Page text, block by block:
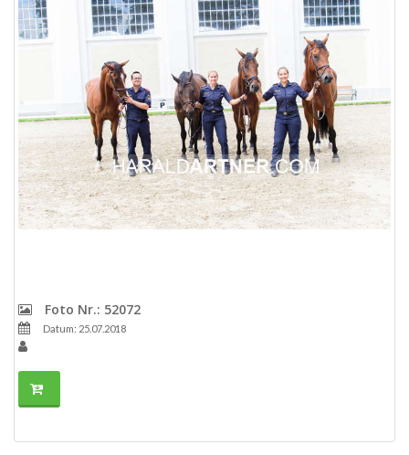
Foto Nr.: 52072
Datum: 25.07.2018